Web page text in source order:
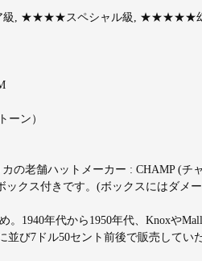
級, ★★★★スペシャル級, ★★★★★
ーン）
の老舗ハットメーカー : CHAMP (チ
クス付きです。(ボックスにはダメ
。1940年代から1950年代、Knoxや
並び7ドル50セント前後で販売していた